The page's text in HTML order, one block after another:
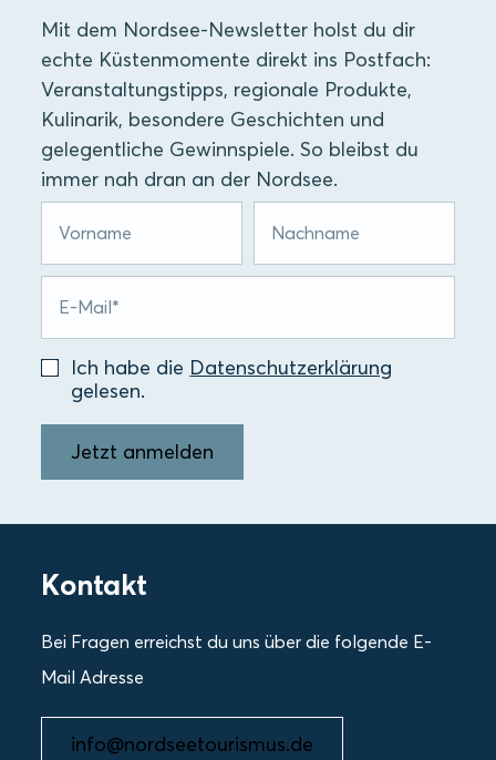
Mit dem Nordsee-Newsletter holst du dir
echte Küstenmomente direkt ins Postfach:
Veranstaltungstipps, regionale Produkte,
Kulinarik, besondere Geschichten und
gelegentliche Gewinnspiele. So bleibst du
immer nah dran an der Nordsee.
Ich habe die Datenschutzerklärung
gelesen.
Jetzt anmelden
Kontakt
Bei Fragen erreichst du uns über die folgende E-
Mail Adresse
info@nordseetourismus.de